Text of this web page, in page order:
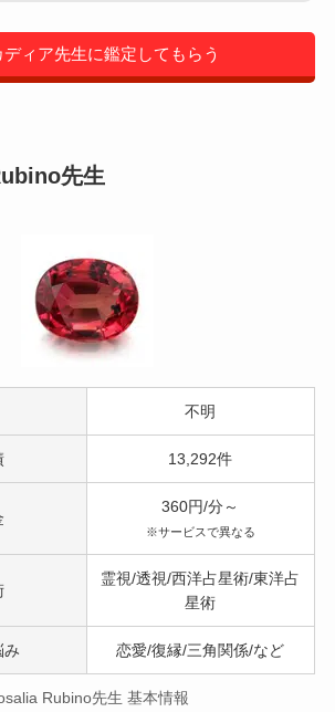
ディア先生に鑑定してもらう
先生
不明
13,292件
360円/分～
※サービスで異なる
霊視/透視/西洋占星術/東洋占
星術
み 恋愛/復縁/三角関係/など
Rubino先生 基本情報